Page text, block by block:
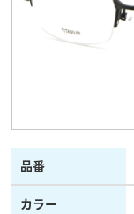
品番
カラー